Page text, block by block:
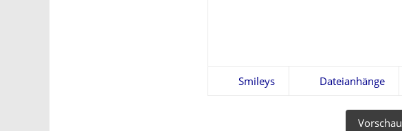
Smileys Dateianhänge
Vorschau